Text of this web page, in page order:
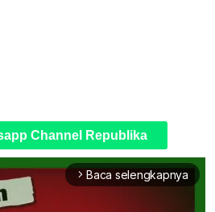
Channel Republika
arrow_forward_ios Baca selengkapnya